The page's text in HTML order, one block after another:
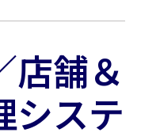
店舗＆
システ